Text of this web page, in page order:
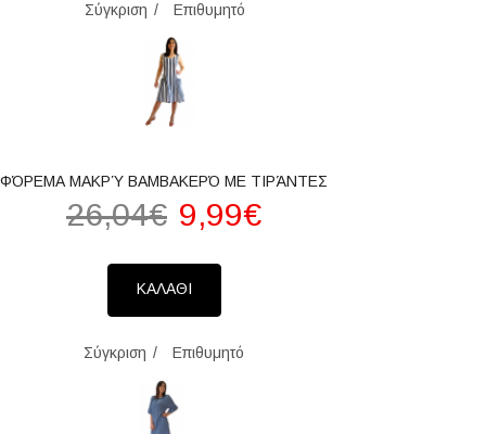
Σύγκριση Επιθυμητό
ΦΌΡΕΜΑ ΜΑΚΡΎ ΒΑΜΒΑΚΕΡΌ ΜΕ ΤΙΡΆΝΤΕΣ
26,04€ 9,99€
ΚΑΛΑΘΙ
Σύγκριση Επιθυμητό